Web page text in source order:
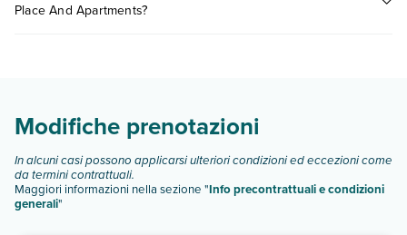
consultare i prezzi, compila il motore di ricerca e scegli
Place And Apartments?
Modifiche prenotazioni
In alcuni casi possono applicarsi ulteriori condizioni ed eccezioni come
da termini contrattuali.
Maggiori informazioni nella sezione "Info precontrattuali e condizioni
generali"